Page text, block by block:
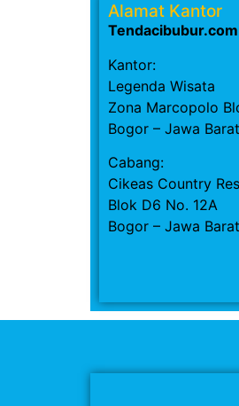
Alamat Kantor
Tendacibubur.com
Kantor:
Legenda Wisata
Zona Marcopolo
Bogor – Jawa
Cabang:
Cikeas Country
Blok D6 No. 12A
Bogor – Jawa